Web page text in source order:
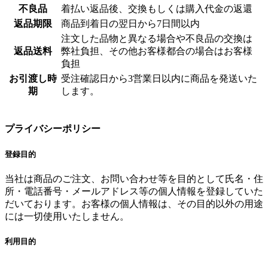
不良品
着払い返品後、交換もしくは購入代金の返還
返品期限
商品到着日の翌日から7日間以内
返品送料
注文した品物と異なる場合や不良品の交換は
弊社負担、その他お客様都合の場合はお客様
負担
お引渡し時
期
受注確認日から3営業日以内に商品を発送いた
します。
プライバシーポリシー
登録目的
当社は商品のご注文、お問い合わせ等を目的として氏名・住
所・電話番号・メールアドレス等の個人情報を登録していた
だいております。お客様の個人情報は、その目的以外の用途
には一切使用いたしません。
利用目的